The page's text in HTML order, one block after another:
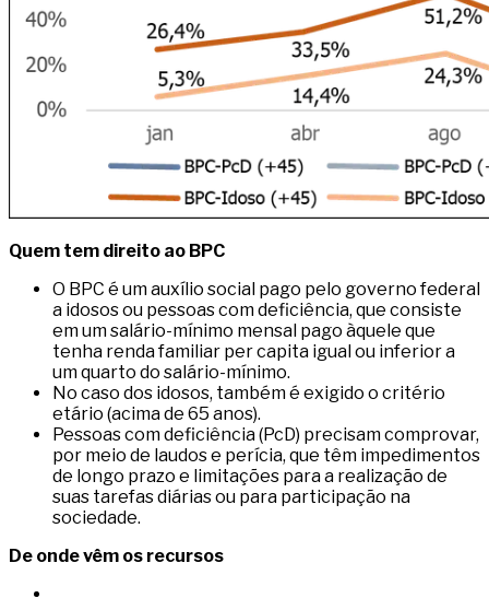
Quem tem direito ao BPC
O BPC é um auxílio social pago pelo governo federal
a idosos ou pessoas com deficiência, que consiste
em um salário-mínimo mensal pago àquele que
tenha renda familiar per capita igual ou inferior a
um quarto do salário-mínimo.
No caso dos idosos, também é exigido o critério
etário (acima de 65 anos).
Pessoas com deficiência (PcD) precisam comprovar,
por meio de laudos e perícia, que têm impedimentos
de longo prazo e limitações para a realização de
suas tarefas diárias ou para participação na
sociedade.
De onde vêm os recursos